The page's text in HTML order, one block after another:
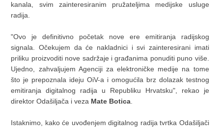
kanala, svim zainteresiranim pružateljima medijske usluge
radija.
"Ovo je definitivno početak nove ere emitiranja radijskog
signala. Očekujem da će nakladnici i svi zainteresirani imati
priliku proizvoditi nove sadržaje i građanima ponuditi puno više.
Ujedno, zahvaljujem Agenciji za elektroničke medije na tome
što je prepoznala ideju OiV-a i omogućila brz dolazak testnog
emitiranja digitalnog radija u Republiku Hrvatsku", rekao je
direktor Odašiljača i veza Mate Botica
Istaknimo, kako će uvođenjem digitalnog radija tvrtka Odašiljači